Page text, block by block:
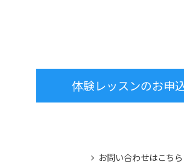
体験レッスンのお申
お問い合わせはこちら